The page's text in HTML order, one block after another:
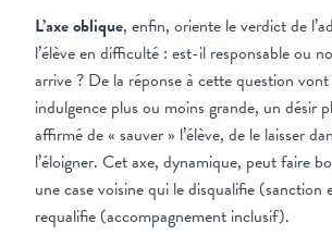
L’axe oblique, enfin, oriente le verdict de
l’élève en difficulté : est-il responsable ou
arrive ? De la réponse à cette question
indulgence plus ou moins grande, un désir
affirmé de « sauver » l’élève, de le laisser
l’éloigner. Cet axe, dynamique, peut faire
une case voisine qui le disqualifie (sanction
requalifie (accompagnement inclusif).